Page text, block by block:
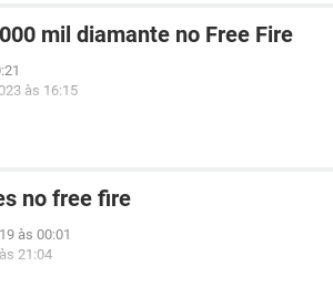
mil diamante no Free Fire
às 16:15
no free fire
às 00:01
21:04